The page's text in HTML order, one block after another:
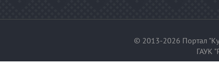
© 2013-2026 Портал
ГАУК